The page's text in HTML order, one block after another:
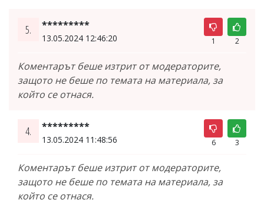
5. *********
13.05.2024 12:46:20 1 2
Коментарът беше изтрит от модераторите,
защото не беше по темата на материала, за
който се отнася.
4. *********
13.05.2024 11:48:56 6 3
Коментарът беше изтрит от модераторите,
защото не беше по темата на материала, за
който се отнася.